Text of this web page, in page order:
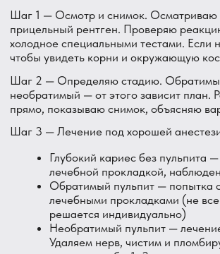
DentAvenue — прямо в посёлке Парголово, улица
Валерия Гаврилина, 3, корпус 1. Когда болит зуб —
важно, чтобы клиника была рядом.
Главный врач Болгов Александр Сергеевич работает
прозрачно: показывает снимок, объясняет, что нашёл,
пациента.
Лечение канала — одна из самых частых процедур у нас.
Делаем под хорошей анестезией, спокойно, без спешки.
Если боитесь — есть седация. При острой боли
стараемся принять в день звонка.
сайте. Не тяните — боль от горячего сама не пройдёт.
Боль от горячего — тревожный симптом. Почти всегда
это воспаление нерва — пульпит. Чем дольше длится
боль после контакта с горячим, тем серьёзнее стадия.
Подведём итог